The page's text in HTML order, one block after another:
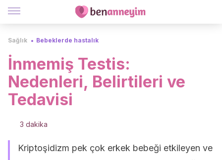
Sağlık Bebeklerde hastalık
İnmemiş Testis:
Nedenleri, Belirtileri ve
Tedavisi
3 dakika
Kriptoşidizm pek çok erkek bebeği etkileyen ve